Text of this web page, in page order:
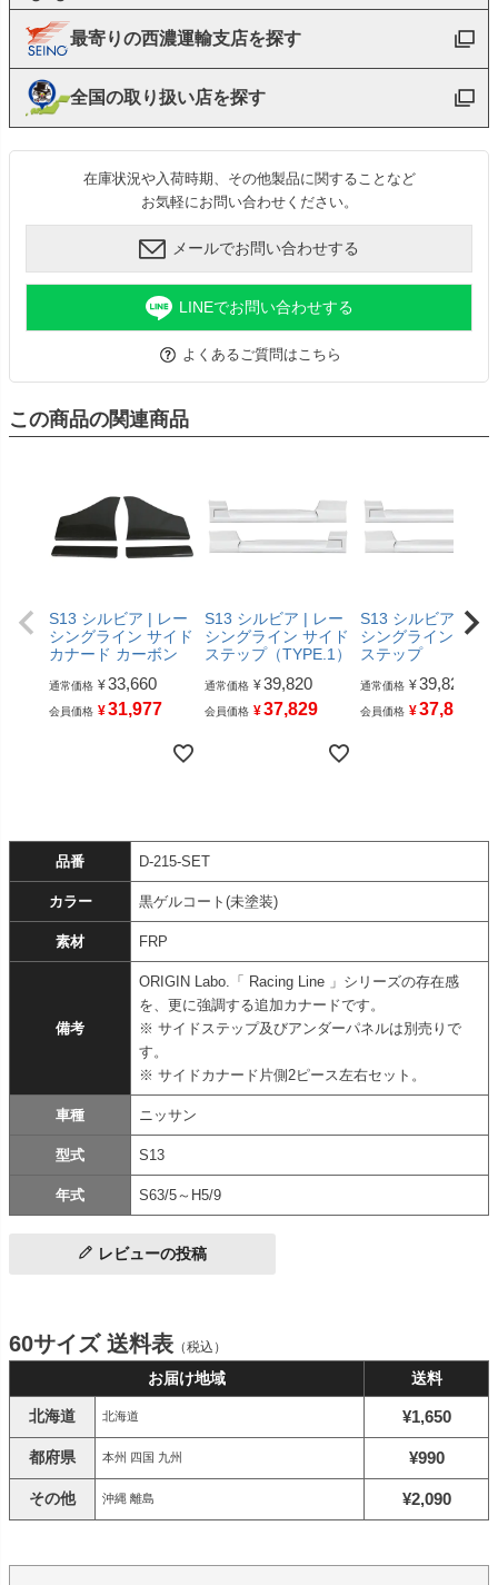
最寄りの西濃運輸支店を探す
全国の取り扱い店を探す
在庫状況や入荷時期、その他製品に関することなど
お気軽にお問い合わせください。
メールでお問い合わせする
LINEでお問い合わせする
よくあるご質問はこちら
この商品の関連商品
S13 シルビア | レー
シングライン サイド
カナード カーボン
通常価格 ¥33,660
会員価格 ¥31,977
S13 シルビア | レー
シングライン サイド
ステップ（TYPE.1）
通常価格 ¥39,820
会員価格 ¥37,829
S13 シルビア | レー
シングライン サイ
ステップ
通常価格 ¥39,820
会員価格 ¥37,829
品番 D-215-SET
カラー 黒ゲルコート(未塗装)
素材 FRP
備考
ORIGIN Labo.「 Racing Line 」シリーズの存在感
を、更に強調する追加カナードです。
※ サイドステップ及びアンダーパネルは別売りで
す。
※ サイドカナード片側2ピース左右セット。
車種 ニッサン
型式 S13
年式 S63/5～H5/9
レビューの投稿
60サイズ 送料表 （税込）
お届け地域 送料
北海道 北海道 ¥1,650
都府県 本州 四国 九州 ¥990
その他 沖縄 離島 ¥2,090